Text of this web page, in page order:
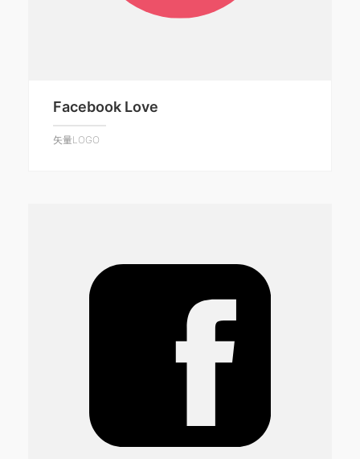
Facebook Love
矢量LOGO